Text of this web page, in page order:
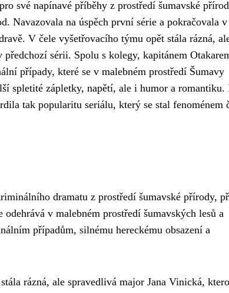
své napínavé příběhy z prostředí šumavské
Navazovala na úspěch první série a pokračovala v
V čele vyšetřovacího týmu opět stála rázná,
sérii. Spolu s kolegy, kapitánem
případy, které se v malebném prostředí Šumavy
spletité zápletky, napětí, ale i humor a romantiku.
tak popularitu seriálu, který se stal fenoménem
dramatu z prostředí šumavské přírody,
v malebném prostředí šumavských lesů a
případům, silnému hereckému obsazení a
rázná, ale spravedlivá major Jana Vinická,